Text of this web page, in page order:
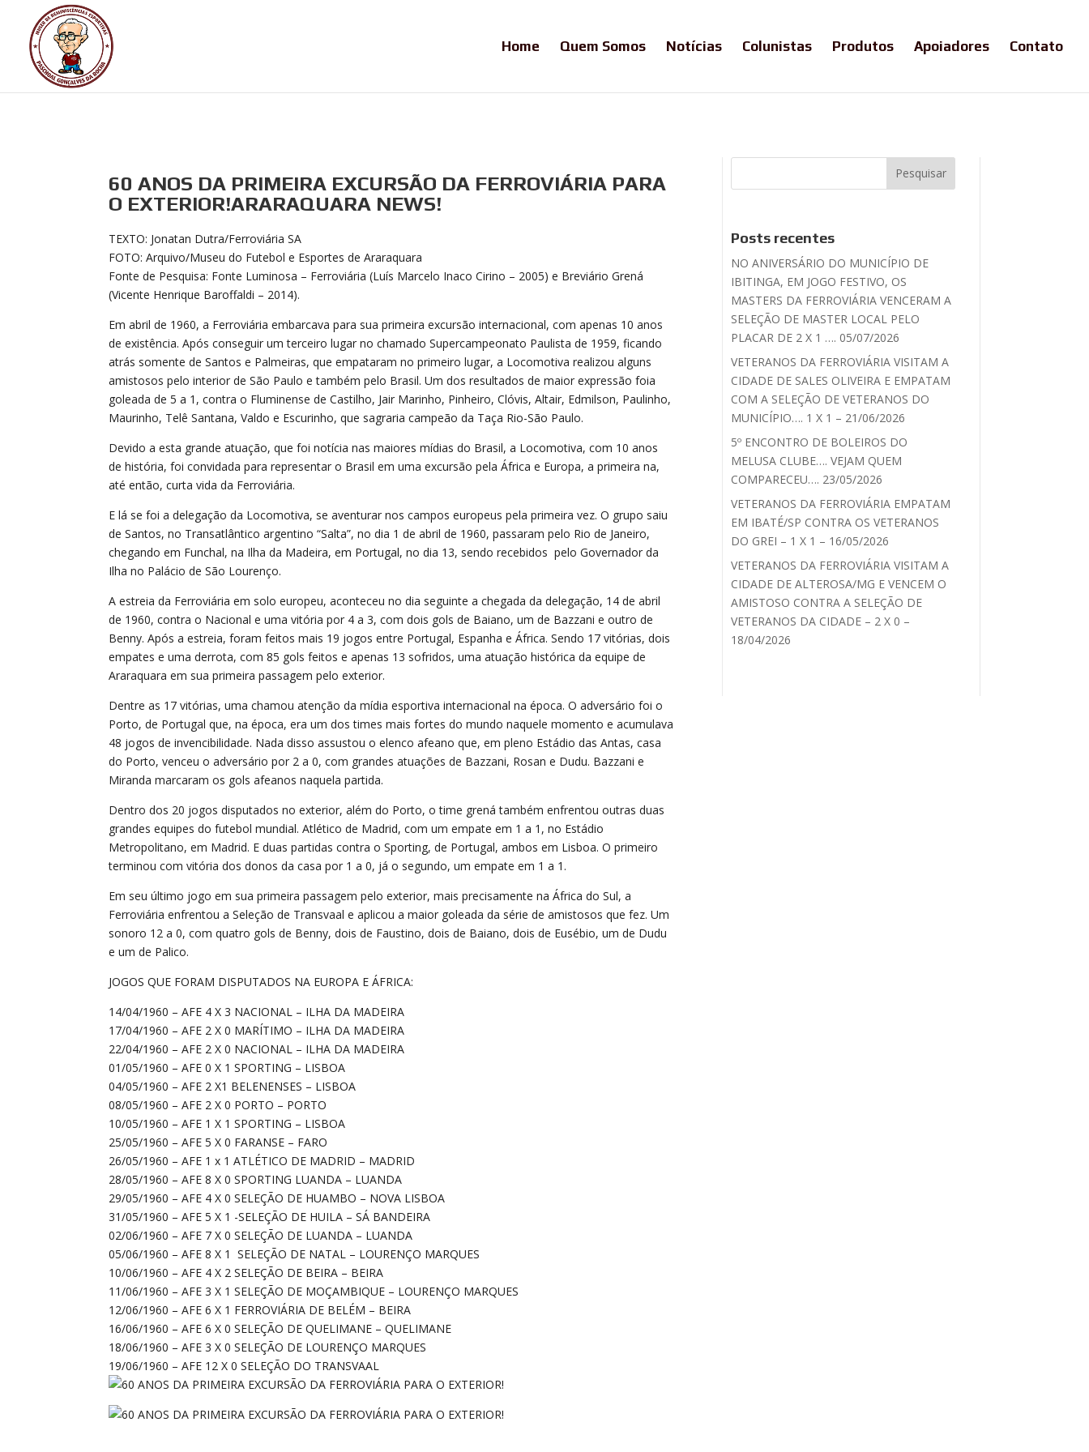
Home Quem Somos Notícias Colunistas Produtos Apoiadores Contato
60 ANOS DA PRIMEIRA EXCURSÃO DA FERROVIÁRIA PARA
O EXTERIOR!ARARAQUARA NEWS!
TEXTO: Jonatan Dutra/Ferroviária SA
FOTO: Arquivo/Museu do Futebol e Esportes de Araraquara
Fonte de Pesquisa: Fonte Luminosa – Ferroviária (Luís Marcelo Inaco Cirino – 2005) e Breviário Grená
(Vicente Henrique Baroffaldi – 2014).
Em abril de 1960, a Ferroviária embarcava para sua primeira excursão internacional, com apenas 10 anos
de existência. Após conseguir um terceiro lugar no chamado Supercampeonato Paulista de 1959, ficando
atrás somente de Santos e Palmeiras, que empataram no primeiro lugar, a Locomotiva realizou alguns
amistosos pelo interior de São Paulo e também pelo Brasil. Um dos resultados de maior expressão foia
goleada de 5 a 1, contra o Fluminense de Castilho, Jair Marinho, Pinheiro, Clóvis, Altair, Edmilson, Paulinho,
Maurinho, Telê Santana, Valdo e Escurinho, que sagraria campeão da Taça Rio-São Paulo.
Devido a esta grande atuação, que foi notícia nas maiores mídias do Brasil, a Locomotiva, com 10 anos
de história, foi convidada para representar o Brasil em uma excursão pela África e Europa, a primeira na,
até então, curta vida da Ferroviária.
E lá se foi a delegação da Locomotiva, se aventurar nos campos europeus pela primeira vez. O grupo saiu
de Santos, no Transatlântico argentino “Salta”, no dia 1 de abril de 1960, passaram pelo Rio de Janeiro,
chegando em Funchal, na Ilha da Madeira, em Portugal, no dia 13, sendo recebidos pelo Governador da
Ilha no Palácio de São Lourenço.
A estreia da Ferroviária em solo europeu, aconteceu no dia seguinte a chegada da delegação, 14 de abril
de 1960, contra o Nacional e uma vitória por 4 a 3, com dois gols de Baiano, um de Bazzani e outro de
Benny. Após a estreia, foram feitos mais 19 jogos entre Portugal, Espanha e África. Sendo 17 vitórias, dois
empates e uma derrota, com 85 gols feitos e apenas 13 sofridos, uma atuação histórica da equipe de
Araraquara em sua primeira passagem pelo exterior.
Dentre as 17 vitórias, uma chamou atenção da mídia esportiva internacional na época. O adversário foi o
Porto, de Portugal que, na época, era um dos times mais fortes do mundo naquele momento e acumulava
48 jogos de invencibilidade. Nada disso assustou o elenco afeano que, em pleno Estádio das Antas, casa
do Porto, venceu o adversário por 2 a 0, com grandes atuações de Bazzani, Rosan e Dudu. Bazzani e
Miranda marcaram os gols afeanos naquela partida.
Dentro dos 20 jogos disputados no exterior, além do Porto, o time grená também enfrentou outras duas
grandes equipes do futebol mundial. Atlético de Madrid, com um empate em 1 a 1, no Estádio
Metropolitano, em Madrid. E duas partidas contra o Sporting, de Portugal, ambos em Lisboa. O primeiro
terminou com vitória dos donos da casa por 1 a 0, já o segundo, um empate em 1 a 1.
Em seu último jogo em sua primeira passagem pelo exterior, mais precisamente na África do Sul, a
Ferroviária enfrentou a Seleção de Transvaal e aplicou a maior goleada da série de amistosos que fez. Um
sonoro 12 a 0, com quatro gols de Benny, dois de Faustino, dois de Baiano, dois de Eusébio, um de Dudu
e um de Palico.
JOGOS QUE FORAM DISPUTADOS NA EUROPA E ÁFRICA:
14/04/1960 – AFE 4 X 3 NACIONAL – ILHA DA MADEIRA
17/04/1960 – AFE 2 X 0 MARÍTIMO – ILHA DA MADEIRA
22/04/1960 – AFE 2 X 0 NACIONAL – ILHA DA MADEIRA
01/05/1960 – AFE 0 X 1 SPORTING – LISBOA
04/05/1960 – AFE 2 X1 BELENENSES – LISBOA
08/05/1960 – AFE 2 X 0 PORTO – PORTO
10/05/1960 – AFE 1 X 1 SPORTING – LISBOA
25/05/1960 – AFE 5 X 0 FARANSE – FARO
26/05/1960 – AFE 1 x 1 ATLÉTICO DE MADRID – MADRID
28/05/1960 – AFE 8 X 0 SPORTING LUANDA – LUANDA
29/05/1960 – AFE 4 X 0 SELEÇÃO DE HUAMBO – NOVA LISBOA
31/05/1960 – AFE 5 X 1 -SELEÇÃO DE HUILA – SÁ BANDEIRA
02/06/1960 – AFE 7 X 0 SELEÇÃO DE LUANDA – LUANDA
05/06/1960 – AFE 8 X 1 SELEÇÃO DE NATAL – LOURENÇO MARQUES
10/06/1960 – AFE 4 X 2 SELEÇÃO DE BEIRA – BEIRA
11/06/1960 – AFE 3 X 1 SELEÇÃO DE MOÇAMBIQUE – LOURENÇO MARQUES
12/06/1960 – AFE 6 X 1 FERROVIÁRIA DE BELÉM – BEIRA
16/06/1960 – AFE 6 X 0 SELEÇÃO DE QUELIMANE – QUELIMANE
18/06/1960 – AFE 3 X 0 SELEÇÃO DE LOURENÇO MARQUES
19/06/1960 – AFE 12 X 0 SELEÇÃO DO TRANSVAAL
Posts recentes
NO ANIVERSÁRIO DO MUNICÍPIO DE
IBITINGA, EM JOGO FESTIVO, OS
MASTERS DA FERROVIÁRIA VENCERAM A
SELEÇÃO DE MASTER LOCAL PELO
PLACAR DE 2 X 1 …. 05/07/2026
VETERANOS DA FERROVIÁRIA VISITAM A
CIDADE DE SALES OLIVEIRA E EMPATAM
COM A SELEÇÃO DE VETERANOS DO
MUNICÍPIO…. 1 X 1 – 21/06/2026
5º ENCONTRO DE BOLEIROS DO
MELUSA CLUBE…. VEJAM QUEM
COMPARECEU…. 23/05/2026
VETERANOS DA FERROVIÁRIA EMPATAM
EM IBATÉ/SP CONTRA OS VETERANOS
DO GREI – 1 X 1 – 16/05/2026
VETERANOS DA FERROVIÁRIA VISITAM A
CIDADE DE ALTEROSA/MG E VENCEM O
AMISTOSO CONTRA A SELEÇÃO DE
VETERANOS DA CIDADE – 2 X 0 –
18/04/2026